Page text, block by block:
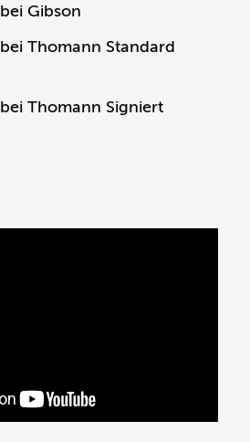
bei Gibson
bei Thomann Standard
bei Thomann Signiert